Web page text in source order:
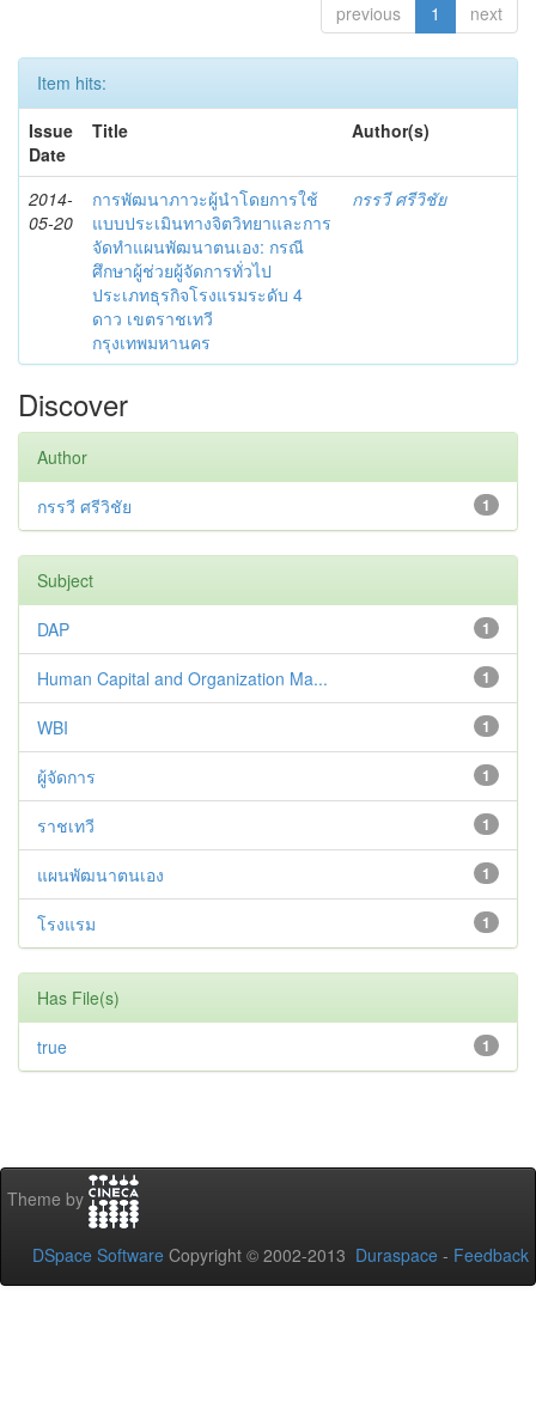
previous 1 next
Item hits:
Issue
Date
Title Author(s)
2014-
05-20
การพัฒนาภาวะผู้นำโดยการใช้
แบบประเมินทางจิตวิทยาและการ
จัดทำแผนพัฒนาตนเอง: กรณี
ศึกษาผู้ช่วยผู้จัดการทั่วไป
ประเภทธุรกิจโรงแรมระดับ 4
ดาว เขตราชเทวี
กรุงเทพมหานคร
กรรวี ศรีวิชัย
Discover
Author
1
กรรวี ศรีวิชัย
Subject
1
DAP
1
Human Capital and Organization Ma...
1
WBI
1
ผู้จัดการ
1
ราชเทวี
1
แผนพัฒนาตนเอง
1
โรงแรม
Has File(s)
1
true
Theme by
DSpace Software Copyright © 2002-2013 Duraspace - Feedback